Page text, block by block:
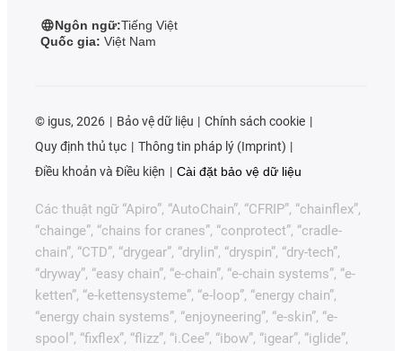
Ngôn ngữ:Tiếng Việt
Quốc gia: Việt Nam
© igus, 2026 Bảo vệ dữ liệu
Chính sách cookie
Quy định thủ tục
Thông tin pháp lý (Imprint)
Điều khoản và Điều kiện
Cài đặt bảo vệ dữ liệu
Các thuật ngữ “Apiro”, “AutoChain”, “CFRIP”, “chainflex”,
“chainge”, “chains for cranes”, “conprotect”, “cradle-
chain”, “CTD”, “drygear”, “drylin”, “dryspin”, “dry-tech”,
“dryway”, “easy chain”, “e-chain”, “e-chain systems”, “e-
ketten”, “e-kettensysteme”, “e-loop”, “energy chain”,
“energy chain systems”, “enjoyneering”, “e-skin”, “e-
spool”, “fixflex”, “flizz”, “i.Cee”, “ibow”, “igear”, “iglide”,